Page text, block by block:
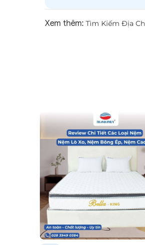
Xem thêm: Tìm Kiếm Địa